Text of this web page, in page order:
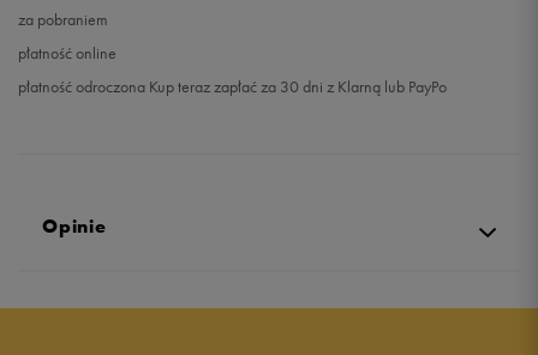
za pobraniem
płatność online
płatność odroczona Kup teraz zapłać za 30 dni z Klarną lub PayPo
Opinie
5.0